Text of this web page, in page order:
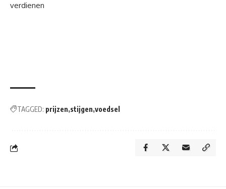
verdienen
TAGGED: prijzen stijgen voedsel